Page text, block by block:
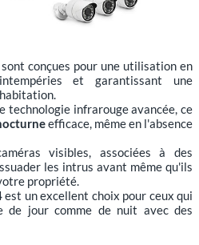
conçues pour une utilisation en
et garantissant une
technologie infrarouge avancée, ce
efficace, même en l'absence
visibles, associées à des
les intrus avant même qu'ils
propriété.
est un excellent choix pour ceux qui
de jour comme de nuit avec des